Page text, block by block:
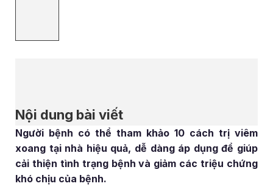
Nội dung bài viết
Người bệnh có thể tham khảo 10 cách trị viêm
xoang tại nhà hiệu quả, dễ dàng áp dụng để giúp
cải thiện tình trạng bệnh và giảm các triệu chứng
khó chịu của bệnh.